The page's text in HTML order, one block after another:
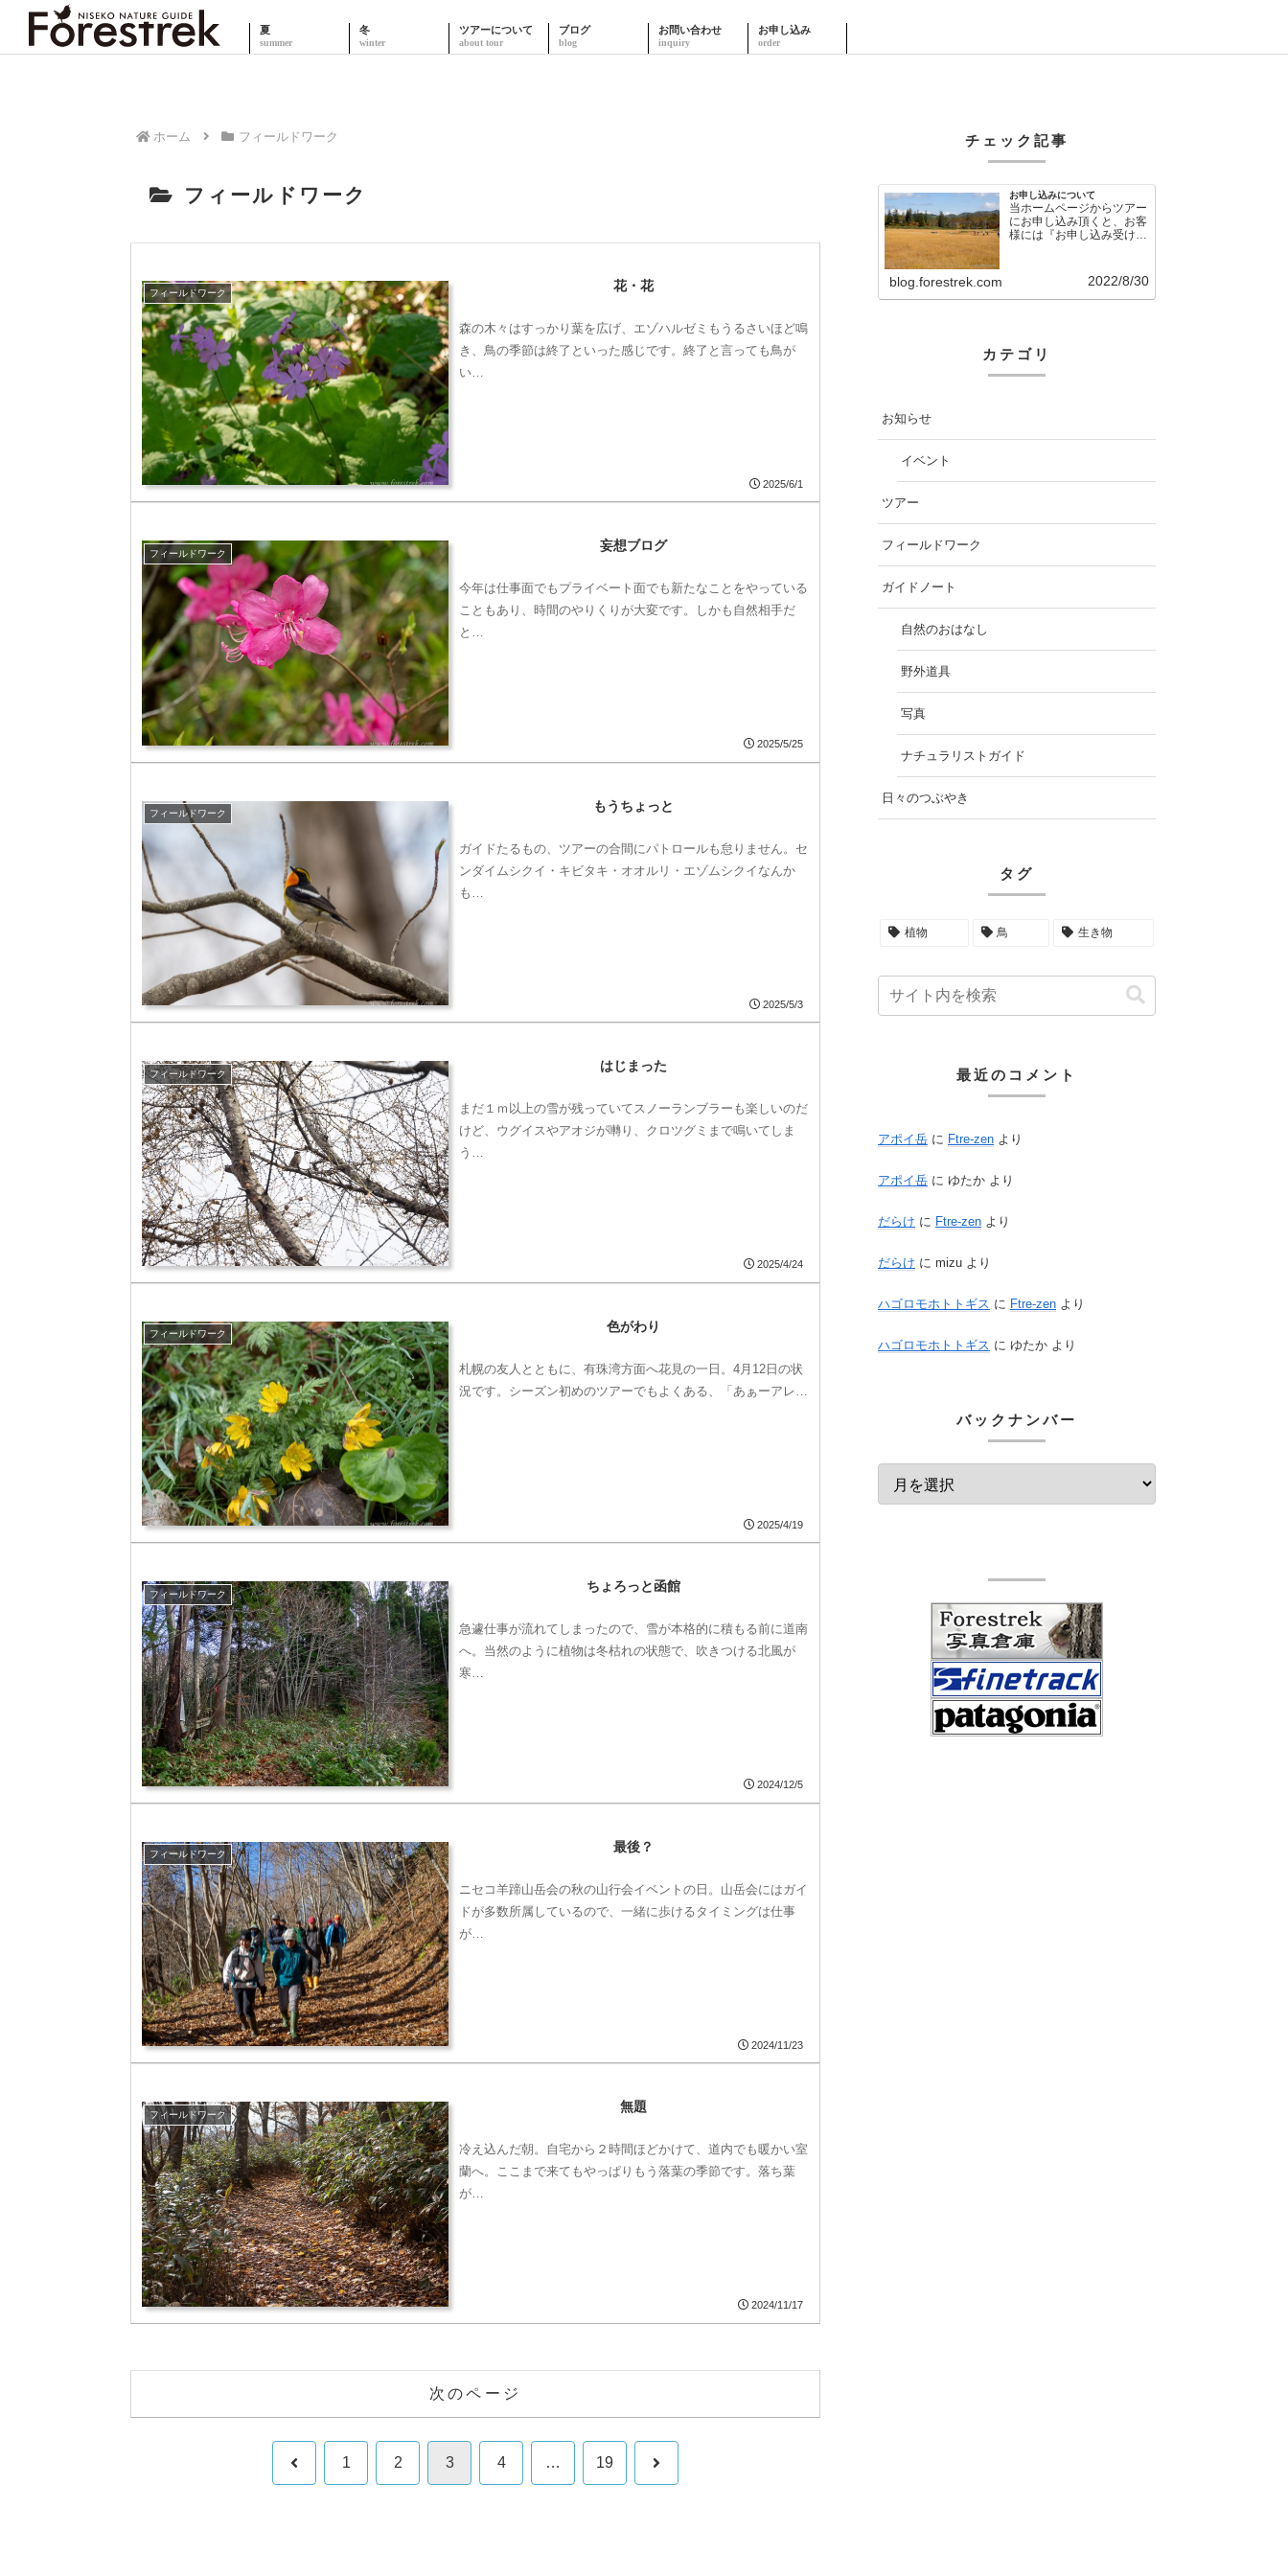
夏 冬 ツアーについて ブログ お問い合わせ お申し込み
ホーム フィールドワーク
フィールドワーク
フィールドワーク 花・花
森の木々はすっかり葉を広げ、エゾハルゼミもうるさいほど鳴
き、鳥の季節は終了といった感じです。終了と言っても鳥が
い…
2025/6/1
フィールドワーク 妄想ブログ
今年は仕事面でもプライベート面でも新たなことをやっている
こともあり、時間のやりくりが大変です。しかも自然相手だ
と…
2025/5/25
フィールドワーク もうちょっと
ガイドたるもの、ツアーの合間にパトロールも怠りません。セ
ンダイムシクイ・キビタキ・オオルリ・エゾムシクイなんか
も…
2025/5/3
フィールドワーク はじまった
まだ１ｍ以上の雪が残っていてスノーランブラーも楽しいのだ
けど、ウグイスやアオジが囀り、クロツグミまで鳴いてしま
う…
2025/4/24
フィールドワーク 色がわり
札幌の友人とともに、有珠湾方面へ花見の一日。4月12日の状
況です。シーズン初めのツアーでもよくある、「あぁーアレ…
2025/4/19
フィールドワーク ちょろっと函館
急遽仕事が流れてしまったので、雪が本格的に積もる前に道南
へ。当然のように植物は冬枯れの状態で、吹きつける北風が
寒…
2024/12/5
フィールドワーク 最後？
ニセコ羊蹄山岳会の秋の山行会イベントの日。山岳会にはガイ
ドが多数所属しているので、一緒に歩けるタイミングは仕事
が…
2024/11/23
フィールドワーク 無題
冷え込んだ朝。自宅から２時間ほどかけて、道内でも暖かい室
蘭へ。ここまで来てもやっぱりもう落葉の季節です。落ち葉
が…
2024/11/17
次のページ
前 1 2 3 4 … 19 次
チェック記事
お申し込みについて
当ホームページからツアー
にお申し込み頂くと、お客
様には『お申し込み受け付
blog.forestrek.com 2022/8/30
カテゴリ
お知らせ
イベント
ツアー
フィールドワーク
ガイドノート
自然のおはなし
野外道具
写真
ナチュラリストガイド
日々のつぶやき
タグ
植物 鳥 生き物
最近のコメント
アポイ岳 に Ftre-zen より
アポイ岳 に ゆたか より
だらけ に Ftre-zen より
だらけ に mizu より
ハゴロモホトトギス に Ftre-zen より
ハゴロモホトトギス に ゆたか より
バックナンバー